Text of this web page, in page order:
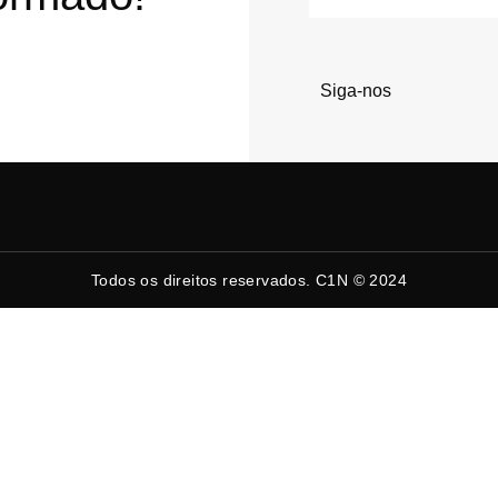
Siga-nos
Todos os direitos reservados. C1N © 2024